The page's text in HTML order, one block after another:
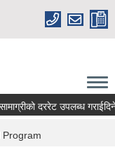
दररेट उपलब्ध गराईदिने